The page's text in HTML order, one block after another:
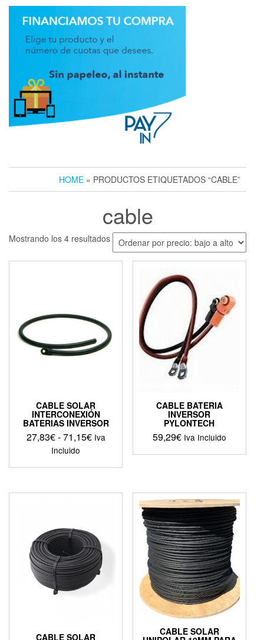
HOME » PRODUCTOS ETIQUETADOS “CABLE”
cable
Mostrando los 4 resultadosOrdenado
por
precio:
CABLE SOLAR
INTERCONEXIÓN
BATERIAS INVERSOR
27,83€-71,15€Rango
Iva
Incluido
Este
tiene
Las
opciones
pueden
elegir
producto
CABLE BATERIA
INVERSOR
PYLONTECH
59,29€ Iva Incluido
CABLE SOLAR CABLE SOLAR